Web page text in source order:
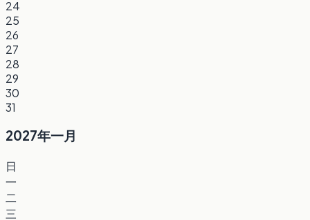
24
25
26
27
28
29
30
31
2027年一月
日
一
二
三